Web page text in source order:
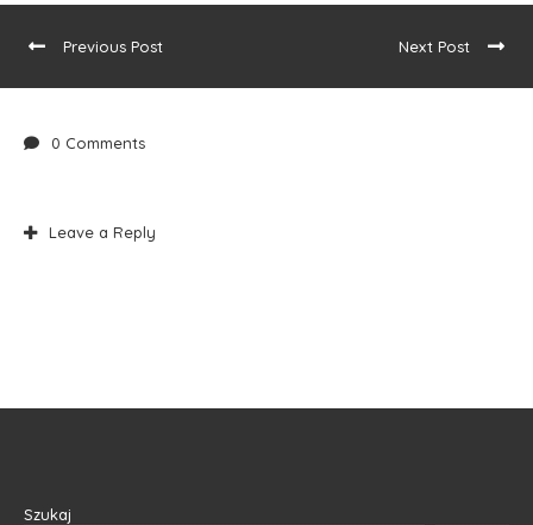
Previous Post Next Post
0 Comments
Leave a Reply
Szukaj